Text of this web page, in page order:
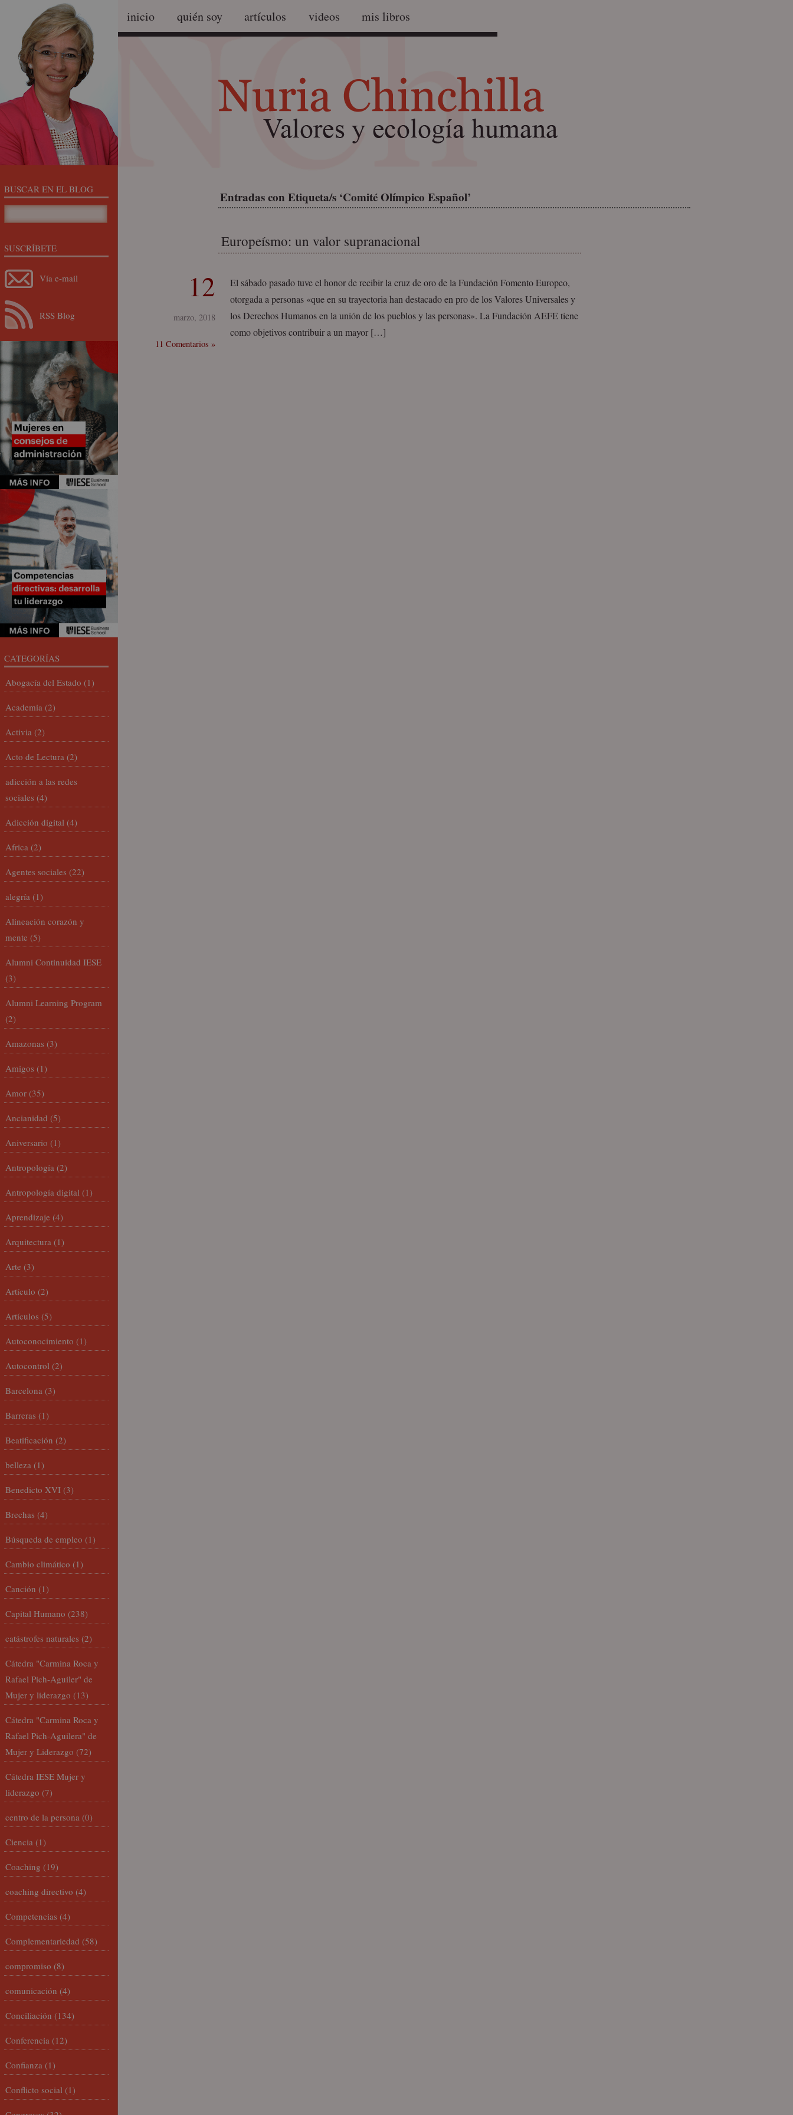
inicio quién soy artículos videos mis libros
Entradas con Etiqueta/s ‘Comité Olímpico Español’
Europeísmo: un valor supranacional
12
marzo, 2018
11 Comentarios »
El sábado pasado tuve el honor de recibir la cruz de oro de la Fundación Fomento Europeo,
otorgada a personas «que en su trayectoria han destacado en pro de los Valores Universales y
los Derechos Humanos en la unión de los pueblos y las personas». La Fundación AEFE tiene
como objetivos contribuir a un mayor […]
BUSCAR EN EL BLOG
SUSCRÍBETE
Vía e-mail
RSS Blog
CATEGORÍAS
Abogacía del Estado (1)
Academia (2)
Activia (2)
Acto de Lectura (2)
adicción a las redes
sociales (4)
Adicción digital (4)
Africa (2)
Agentes sociales (22)
alegría (1)
Alineación corazón y
mente (5)
Alumni Continuidad IESE
(3)
Alumni Learning Program
(2)
Amazonas (3)
Amigos (1)
Amor (35)
Ancianidad (5)
Aniversario (1)
Antropología (2)
Antropología digital (1)
Aprendizaje (4)
Arquitectura (1)
Arte (3)
Artículo (2)
Artículos (5)
Autoconocimiento (1)
Autocontrol (2)
Barcelona (3)
Barreras (1)
Beatificación (2)
belleza (1)
Benedicto XVI (3)
Brechas (4)
Búsqueda de empleo (1)
Cambio climático (1)
Canción (1)
Capital Humano (238)
catástrofes naturales (2)
Cátedra "Carmina Roca y
Rafael Pich-Aguiler" de
Mujer y liderazgo (13)
Cátedra "Carmina Roca y
Rafael Pich-Aguilera" de
Mujer y Liderazgo (72)
Cátedra IESE Mujer y
liderazgo (7)
centro de la persona (0)
Ciencia (1)
Coaching (19)
coaching directivo (4)
Competencias (4)
Complementariedad (58)
compromiso (8)
comunicación (4)
Conciliación (134)
Conferencia (12)
Confianza (1)
Conflicto social (1)